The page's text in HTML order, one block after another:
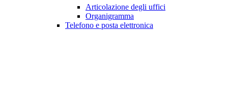
Articolazione degli uffici
Organigramma
Telefono e posta elettronica